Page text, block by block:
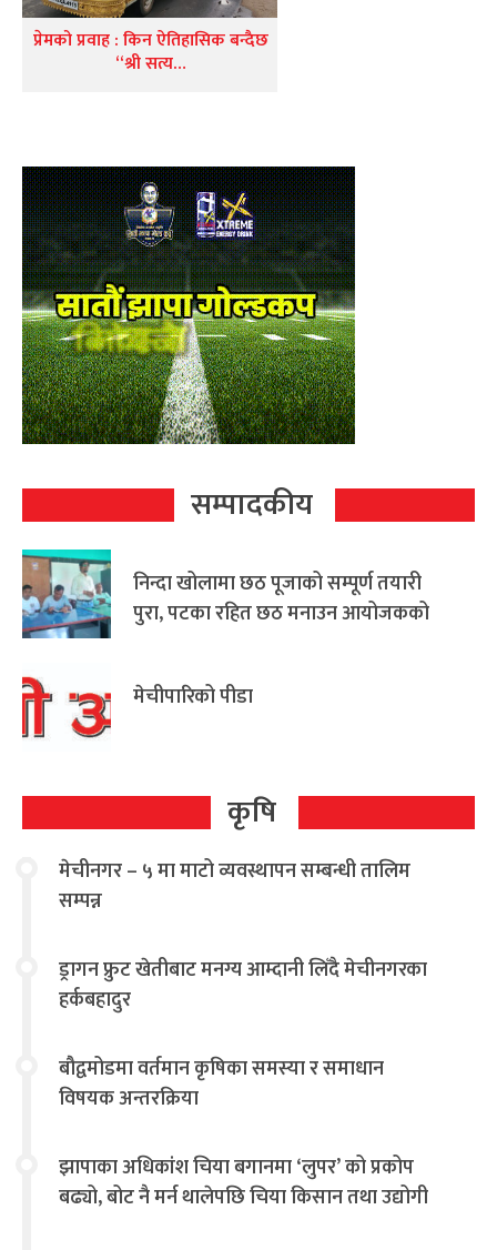
प्रेमको प्रवाह : किन ऐतिहासिक बन्दैछ
“श्री सत्य…
सम्पादकीय
निन्दा खोलामा छठ पूजाको सम्पूर्ण तयारी
पुरा, पटका रहित छठ मनाउन आयोजकको
मेचीपारिको पीडा
कृषि
मेचीनगर – ५ मा माटो व्यवस्थापन सम्बन्धी तालिम
सम्पन्न
ड्रागन फ्रुट खेतीबाट मनग्य आम्दानी लिँदै मेचीनगरका
हर्कबहादुर
बौद्वमोडमा वर्तमान कृषिका समस्या र समाधान
विषयक अन्तरक्रिया
झापाका अधिकांश चिया बगानमा ‘लुपर’ को प्रकोप
बढ्यो, बोट नै मर्न थालेपछि चिया किसान तथा उद्योगी